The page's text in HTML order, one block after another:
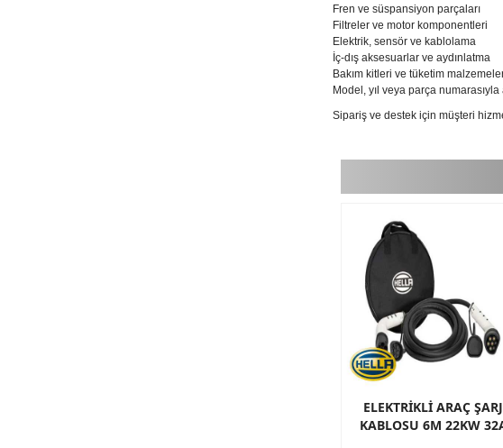
Fren ve süspansiyon parçaları
Filtreler ve motor komponentleri
Elektrik, sensör ve kablolama
İç-dış aksesuarlar ve aydınlatma
Bakım kitleri ve tüketim
Model, yıl veya parça
Sipariş ve destek için müşteri
ELEKTRİKLİ ARAÇ ŞARJ
KABLOSU 6M 22KW